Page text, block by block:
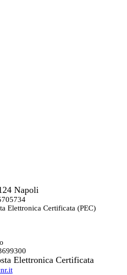
Napoli
Elettronica Certificata (PEC)
Elettronica Certificata